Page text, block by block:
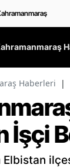
Haberleri |
İşçi
Elbistan